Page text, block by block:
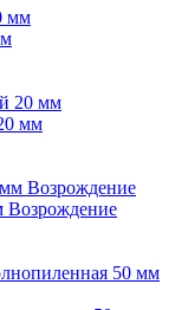
мм
Возрождение